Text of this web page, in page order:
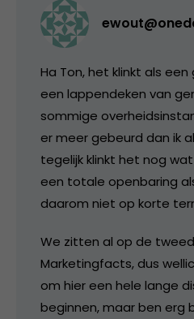
Ha Ton, het klinkt als
een lappendeken van
sommige
er meer gebeurd dan ik
tegelijk klinkt het nog
een totale openbaring
daarom niet op korte
We zitten al op de
Marketingfacts, dus
om hier een hele lange
beginnen, maar ben erg